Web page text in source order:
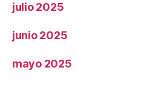
julio 2025
junio 2025
mayo 2025